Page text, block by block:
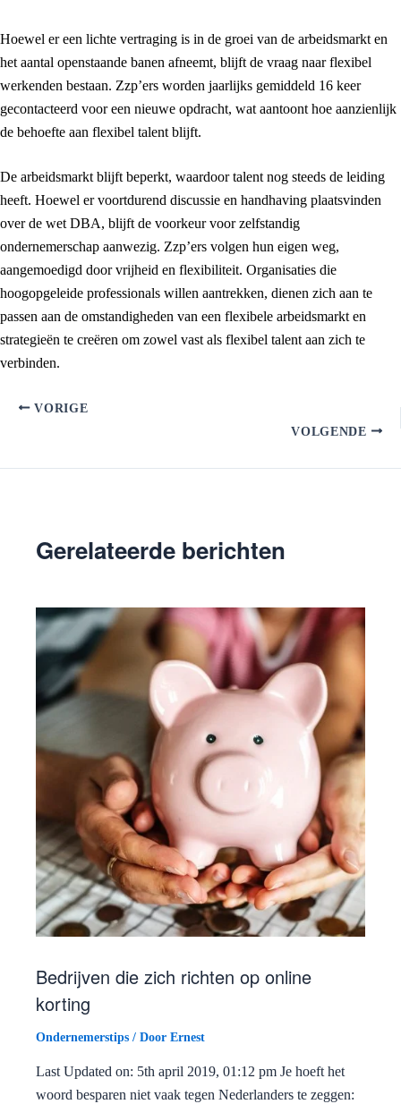
Hoewel er een lichte vertraging is in de groei van de arbeidsmarkt en
het aantal openstaande banen afneemt, blijft de vraag naar flexibel
werkenden bestaan. Zzp’ers worden jaarlijks gemiddeld 16 keer
gecontacteerd voor een nieuwe opdracht, wat aantoont hoe aanzienlijk
de behoefte aan flexibel talent blijft.
De arbeidsmarkt blijft beperkt, waardoor talent nog steeds de leiding
heeft. Hoewel er voortdurend discussie en handhaving plaatsvinden
over de wet DBA, blijft de voorkeur voor zelfstandig
ondernemerschap aanwezig. Zzp’ers volgen hun eigen weg,
aangemoedigd door vrijheid en flexibiliteit. Organisaties die
hoogopgeleide professionals willen aantrekken, dienen zich aan te
passen aan de omstandigheden van een flexibele arbeidsmarkt en
strategieën te creëren om zowel vast als flexibel talent aan zich te
verbinden.
VORIGE
VOLGENDE
Gerelateerde berichten
Bedrijven die zich richten op online
korting
Ondernemerstips / Door Ernest
Last Updated on: 5th april 2019, 01:12 pm Je hoeft het
woord besparen niet vaak tegen Nederlanders te zeggen: